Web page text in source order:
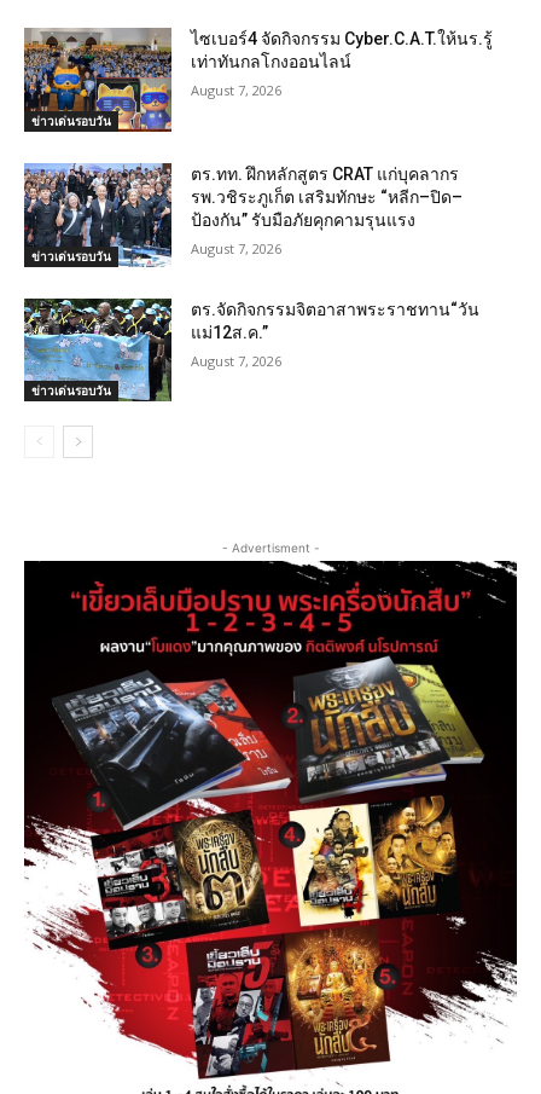
ข่าวเด่นรอบวัน
ไซเบอร์4 จัดกิจกรรม Cyber.C.A.T.ให้นร.รู้
เท่าทันกลโกงออนไลน์
August 7, 2026
ข่าวเด่นรอบวัน
ตร.ทท. ฝึกหลักสูตร CRAT แก่บุคลากร
รพ.วชิระภูเก็ต เสริมทักษะ “หลีก–ปิด–
ป้องกัน” รับมือภัยคุกคามรุนแรง
August 7, 2026
ข่าวเด่นรอบวัน
ตร.จัดกิจกรรมจิตอาสาพระราชทาน“วัน
แม่12ส.ค.”
August 7, 2026
- Advertisment -